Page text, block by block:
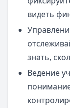
видеть
знать,
Ведение